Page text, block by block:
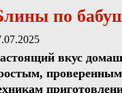
по
вкус